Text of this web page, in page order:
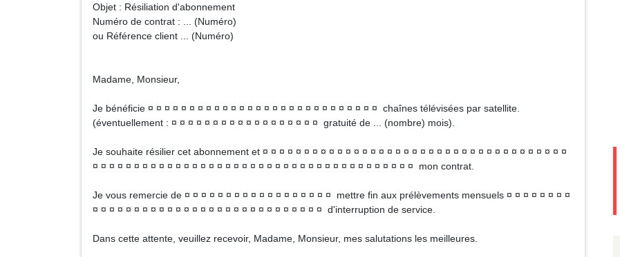
Objet : Résiliation d'abonnement
Numéro de contrat : ... (Numéro)
ou Référence client ... (Numéro)
Madame, Monsieur,
Je bénéficie ¤ ¤ ¤ ¤ ¤ ¤ ¤ ¤ ¤ ¤ ¤ ¤ ¤ ¤ ¤ ¤ ¤ ¤ ¤ ¤ ¤ ¤ ¤ ¤ ¤ ¤ ¤ ¤ chaînes télévisées par satellite.
(éventuellement : ¤ ¤ ¤ ¤ ¤ ¤ ¤ ¤ ¤ ¤ ¤ ¤ ¤ ¤ ¤ ¤ ¤ ¤ gratuité de ... (nombre) mois).
Je souhaite résilier cet abonnement et ¤ ¤ ¤ ¤ ¤ ¤ ¤ ¤ ¤ ¤ ¤ ¤ ¤ ¤ ¤ ¤ ¤ ¤ ¤ ¤ ¤ ¤ ¤ ¤ ¤ ¤ ¤ ¤ ¤ ¤ ¤ ¤ ¤ ¤ ¤ ¤ ¤
¤ ¤ ¤ ¤ ¤ ¤ ¤ ¤ ¤ ¤ ¤ ¤ ¤ ¤ ¤ ¤ ¤ ¤ ¤ ¤ ¤ ¤ ¤ ¤ ¤ ¤ ¤ ¤ ¤ ¤ ¤ ¤ ¤ ¤ ¤ ¤ ¤ ¤ ¤ mon contrat.
Je vous remercie de ¤ ¤ ¤ ¤ ¤ ¤ ¤ ¤ ¤ ¤ ¤ ¤ ¤ ¤ ¤ ¤ ¤ ¤ mettre fin aux prélèvements mensuels ¤ ¤ ¤ ¤ ¤ ¤ ¤ ¤
¤ ¤ ¤ ¤ ¤ ¤ ¤ ¤ ¤ ¤ ¤ ¤ ¤ ¤ ¤ ¤ ¤ ¤ ¤ ¤ ¤ ¤ ¤ ¤ ¤ ¤ ¤ ¤ d'interruption de service.
Dans cette attente, veuillez recevoir, Madame, Monsieur, mes salutations les meilleures.